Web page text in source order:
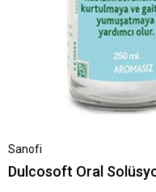
Sanofi
Dulcosoft Oral